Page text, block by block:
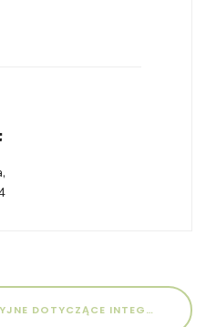
I ZAWODOWEJ NA RZECZ OSÓB ZAMIESZKAŁYCH NA TERENIE POWIATU WAŁECKIEGO